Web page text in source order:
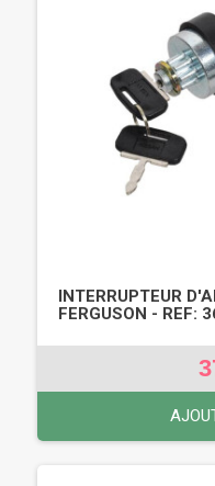
INTERRUPTEUR
FERGUSON - REF: